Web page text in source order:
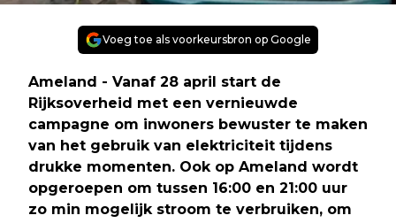
Voeg toe als voorkeursbron op Google
Ameland - Vanaf 28 april start de
Rijksoverheid met een vernieuwde
campagne om inwoners bewuster te maken
van het gebruik van elektriciteit tijdens
drukke momenten. Ook op Ameland wordt
opgeroepen om tussen 16:00 en 21:00 uur
zo min mogelijk stroom te verbruiken, om